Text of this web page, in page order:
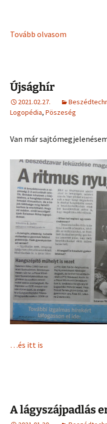
Tovább olvasom
Újsághír
2021.02.27.
Logopédia, Pöszeség
Van már
…és itt is
A lágyszájpadlás